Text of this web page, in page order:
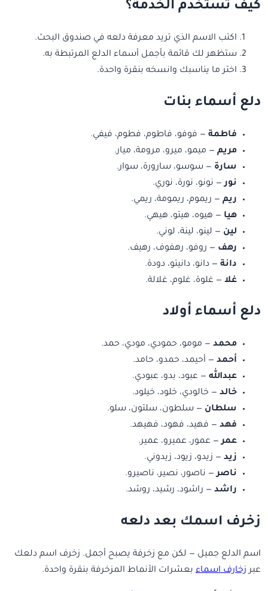
كيف تستخدم الخدمة؟
اكتب الاسم الذي تريد معرفة دلعه في صندوق البحث.
ستظهر لك قائمة بأجمل أسماء الدلع المرتبطة به.
اختر ما يناسبك وانسخه بنقرة واحدة.
دلع أسماء بنات
فاطمة — فوفو، فاطوم، فطوم، فيفي.
مريم — ميمو، ميرو، مرومة، ميار.
سارة — سوسو، سارورة، سوار.
نور— نونو، نورة، نوري.
ريم — ريموم، ريمومة، ريمي.
هيا — هيوه، هيتو، هيهي.
لين — لينو، لينة، لوني.
رهف — روفو، رهفوف، رهيف.
دانة — دانو، دانيتو، دودة.
غلا — غلوة، غلوم، غلالة.
دلع أسماء أولاد
محمد — مومو، حمودي، مودي، حمد.
أحمد — أحيمد، حمدو، حامد.
عبدالله — عبود، بدو، عبودي.
خالد — خالودي، خلود، خيلود.
سلطان — سلطون، سلتون، سلو.
فهد — فهيد، فهود، فهيهد.
عمر— عمور، عميرو، عمير.
زيد — زيدو، زيود، زيدوني.
ناصر— ناصور، نصير، ناصيرو.
راشد — راشود، رشيد، روشد.
زخرف اسمك بعد دلعه
اسم الدلع جميل — لكن مع زخرفة يصبح أجمل. زخرف اسم دلعك
عبرزخارف اسماء بعشرات الأنماط المزخرفة بنقرة واحدة.